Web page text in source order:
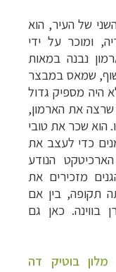
של העיר, הוא
ומוכר על ידי
נבנה במאות
בישוף, שמאס במבצר
היה מספיק גדול
שרצה את הארמון,
הוא שכר את טובי
כדי לעצב את
הנודע
מזכירים את
תקופה, בין אם
בווינה. כאן גם
מלון בוטיק דה